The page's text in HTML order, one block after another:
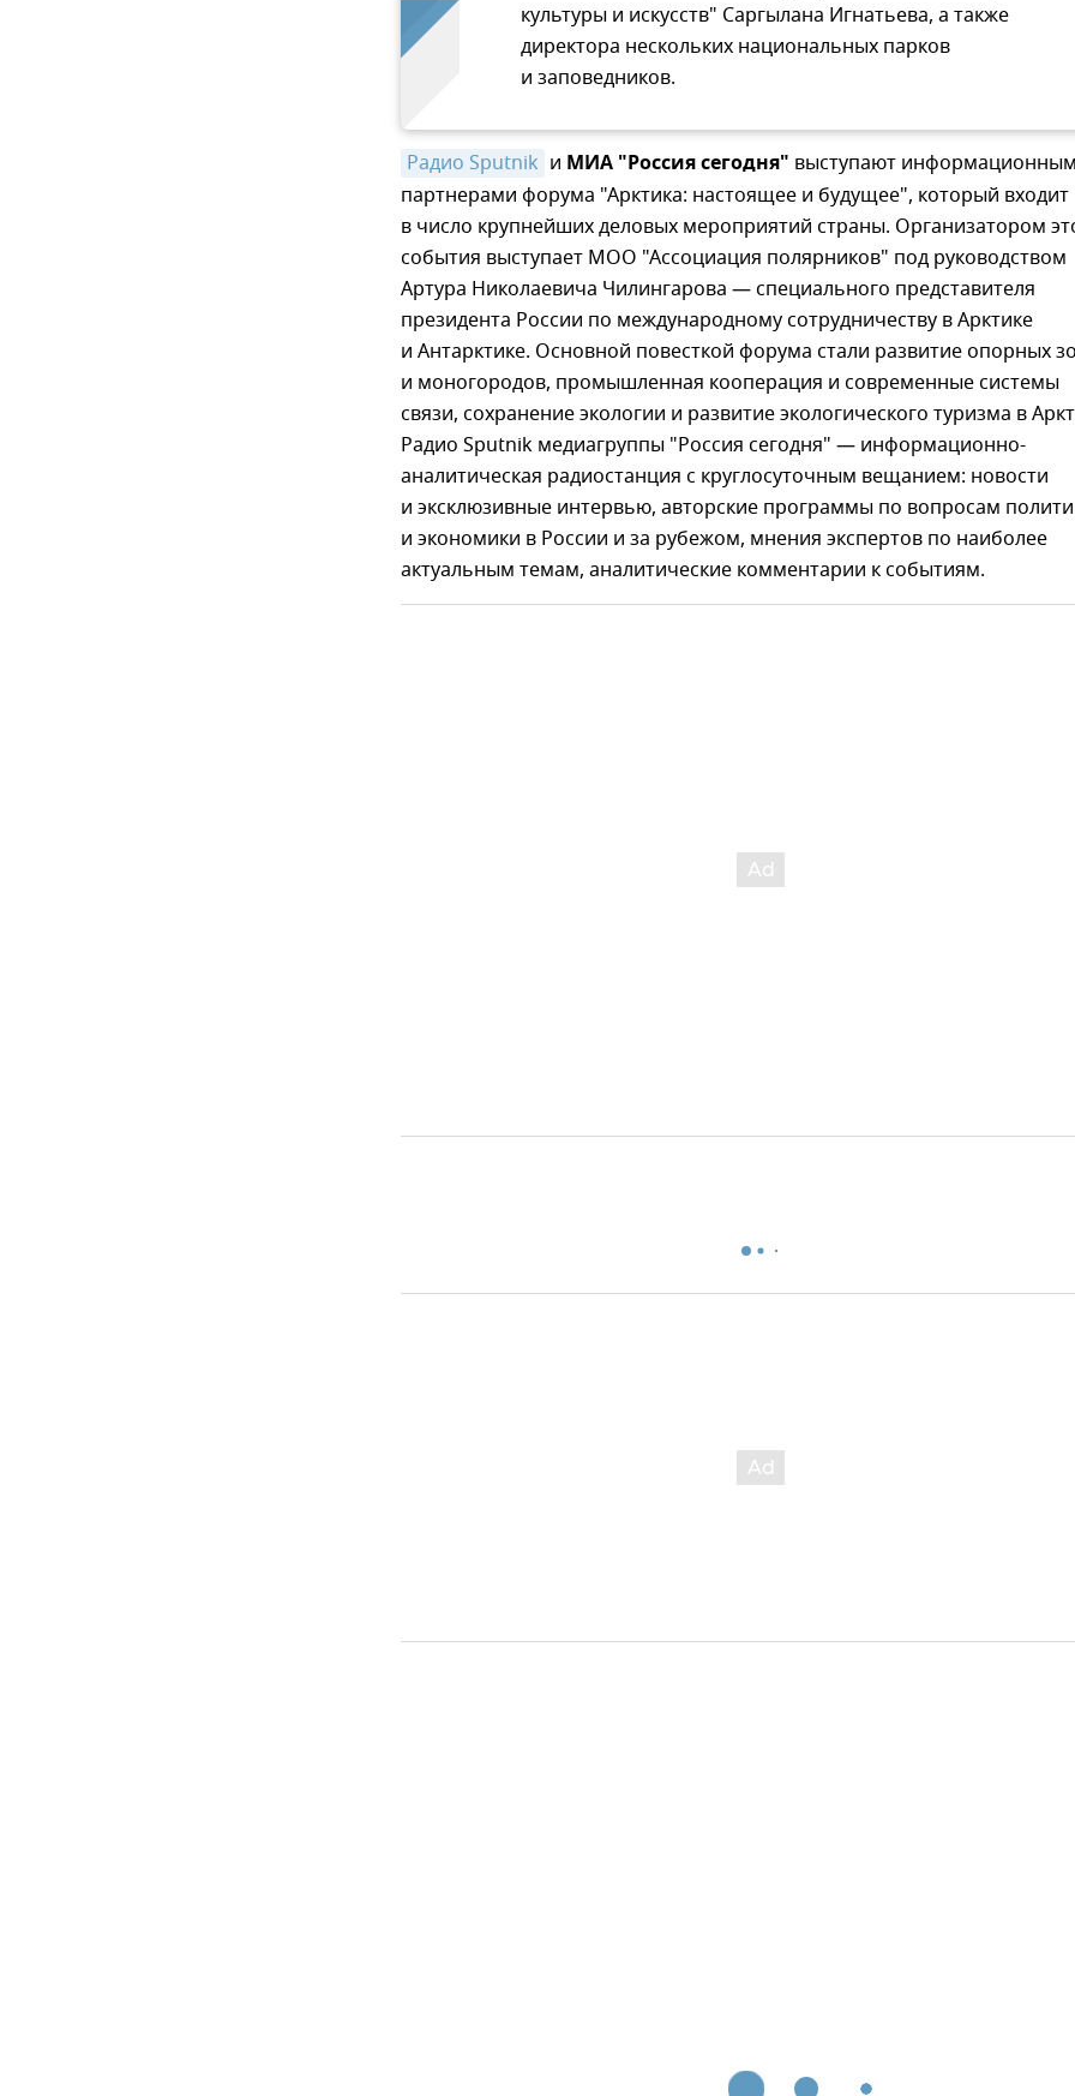
культуры и искусств" Саргылана Игнатьева, а также
директора нескольких национальных парков
и заповедников.
Радио Sputnik и МИА "Россия сегодня" выступают
партнерами форума "Арктика: настоящее и будущее", который входит
в число крупнейших деловых мероприятий страны. Организатором
события выступает МОО "Ассоциация полярников" под руководством
Артура Николаевича Чилингарова — специального представителя
президента России по международному сотрудничеству в Арктике
и Антарктике. Основной повесткой форума стали развитие опорных
и моногородов, промышленная кооперация и современные системы
связи, сохранение экологии и развитие экологического туризма в
Радио Sputnik медиагруппы "Россия сегодня" — информационно-
аналитическая радиостанция с круглосуточным вещанием: новости
и эксклюзивные интервью, авторские программы по вопросам
и экономики в России и за рубежом, мнения экспертов по наиболее
актуальным темам, аналитические комментарии к событиям.